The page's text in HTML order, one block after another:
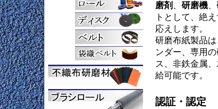
お願い申し上げます。
※王冠印 Cディスク4
ざいません。
・化学物質による労働災
施行）
労働安全衛生法の新た
https://
https://
2020/03/18 ・弊社製品の輸出につい
磨剤 、 研磨機、
トとして、絶
応えします。
研磨布紙製品
ンダー、専用
ス、非鉄金属
給可能です。
認証・認定